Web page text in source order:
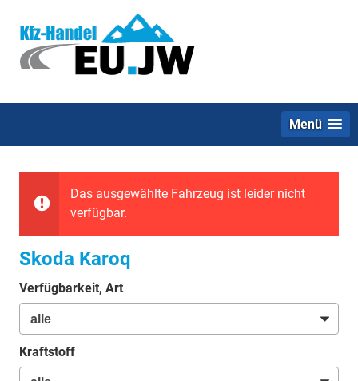
Menü
Das ausgewählte Fahrzeug ist leider nicht
verfügbar.
Skoda Karoq
Verfügbarkeit, Art
Kraftstoff